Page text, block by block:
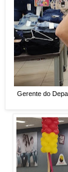
Gerente do